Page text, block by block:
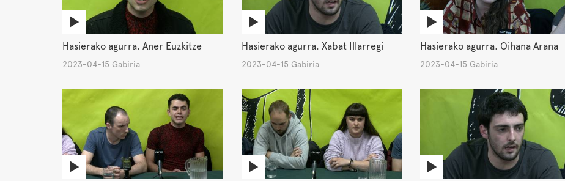
Hasierako agurra. Aner Euzkitze
2023-04-15 Gabiria
Hasierako agurra. Xabat Illarregi
2023-04-15 Gabiria
Hasierako agurra. Oihana Arana
2023-04-15 Gabiria